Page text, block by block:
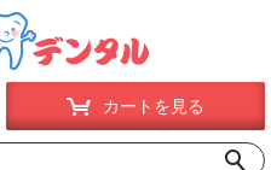
カートを見る